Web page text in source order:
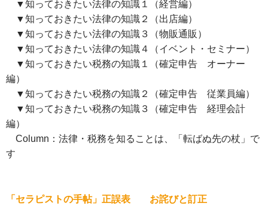
▼知っておきたい法律の知識１（経営編）
▼知っておきたい法律の知識２（出店編）
▼知っておきたい法律の知識３（物販通販）
▼知っておきたい法律の知識４（イベント・セミナー）
▼知っておきたい税務の知識１（確定申告 オーナー
編）
▼知っておきたい税務の知識２（確定申告 従業員編）
▼知っておきたい税務の知識３（確定申告 経理会計
編）
Column：法律・税務を知ることは、「転ばぬ先の杖」で
す
「セラピストの手帖」正誤表 お詫びと訂正